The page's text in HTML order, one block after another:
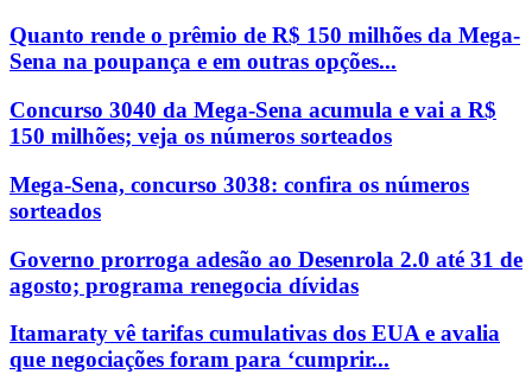
Quanto rende o prêmio de R$ 150 milhões da Mega-
Sena na poupança e em outras opções...
Concurso 3040 da Mega-Sena acumula e vai a R$
150 milhões; veja os números sorteados
Mega-Sena, concurso 3038: confira os números
sorteados
Governo prorroga adesão ao Desenrola 2.0 até 31 de
agosto; programa renegocia dívidas
Itamaraty vê tarifas cumulativas dos EUA e avalia
que negociações foram para ‘cumprir...